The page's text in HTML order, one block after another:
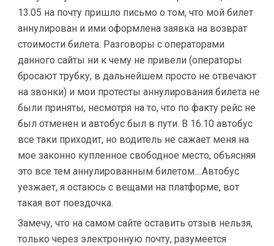
13.05 на почту пришло письмо о том, что мой билет
аннулирован и ими оформлена заявка на возврат
стоимости билета. Разговоры с операторами
данного сайты ни к чему не привели (операторы
бросают трубку, в дальнейшем просто не отвечают
на звонки) и мои протесты аннулирования билета не
были приняты, несмотря на то, что по факту рейс не
был отменен и автобус был в пути. В 16.10 автобус
все таки приходит, но водитель не сажает меня на
мое законно купленное свободное место, объясняя
это все тем аннулированным билетом....Автобус
уезжает, я остаюсь с вещами на платформе, вот
такая вот поездочка.
Замечу, что на самом сайте оставить отзыв нельзя,
только через электронную почту, разумеется